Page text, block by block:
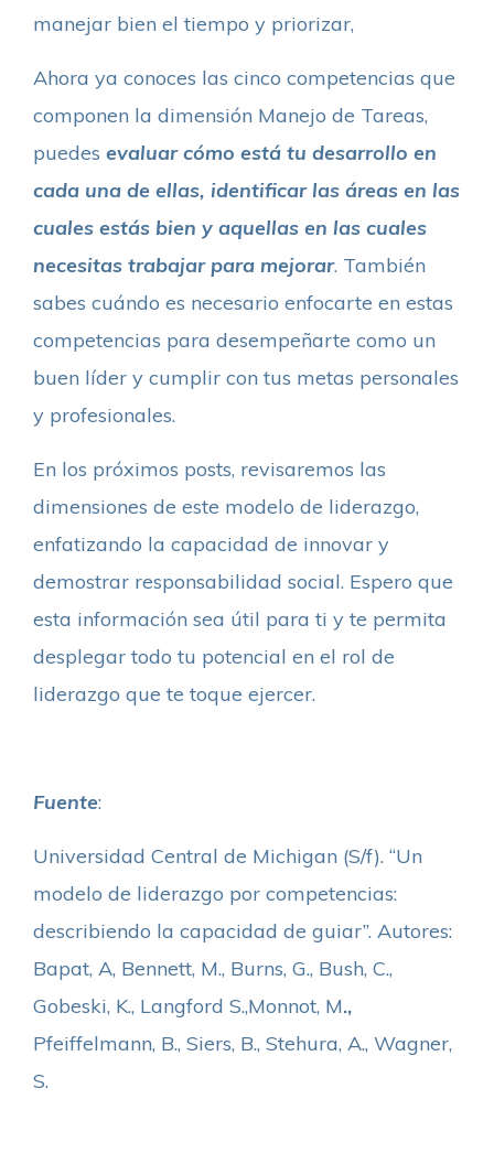
manejar bien el tiempo y priorizar,
Ahora ya conoces las cinco competencias que
componen la dimensión Manejo de Tareas,
puedes evaluar cómo está tu desarrollo en
cada una de ellas, identificar las áreas en las
cuales estás bien y aquellas en las cuales
necesitas trabajar para mejorar. También
sabes cuándo es necesario enfocarte en estas
competencias para desempeñarte como un
buen líder y cumplir con tus metas personales
y profesionales.
En los próximos posts, revisaremos las
dimensiones de este modelo de liderazgo,
enfatizando la capacidad de innovar y
demostrar responsabilidad social. Espero que
esta información sea útil para ti y te permita
desplegar todo tu potencial en el rol de
liderazgo que te toque ejercer.
Fuente:
Universidad Central de Michigan (S/f). “Un
modelo de liderazgo por competencias:
describiendo la capacidad de guiar”. Autores:
Bapat, A, Bennett, M., Burns, G., Bush, C.,
Gobeski, K., Langford S.,Monnot, M.,
Pfeiffelmann, B., Siers, B., Stehura, A., Wagner,
S.